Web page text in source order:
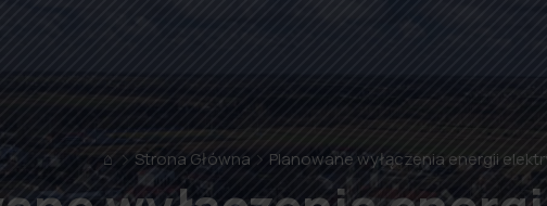
⌂ Strona Główna Planowane wyłączenia energii